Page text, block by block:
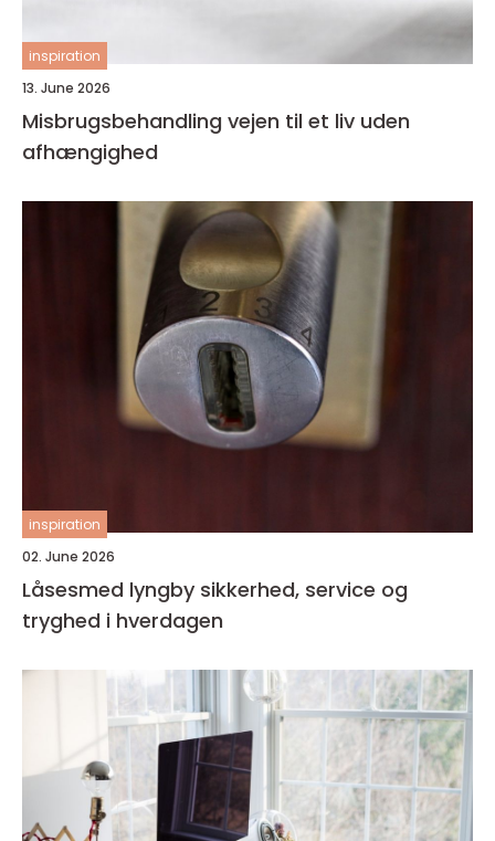
inspiration
13. June 2026
Misbrugsbehandling vejen til et liv uden
afhængighed
inspiration
02. June 2026
Låsesmed lyngby sikkerhed, service og
tryghed i hverdagen